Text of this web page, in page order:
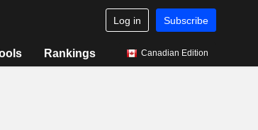
Log in Subscribe
Rankings Canadian Edition